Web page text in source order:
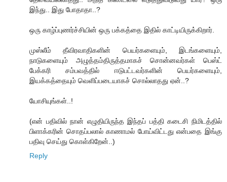
இந்து.. இது போதாதா..?
ஒரு காழ்ப்புணர்ச்சியின் ஒரு பக்கத்தை இதில் காட்டியிருக்கிறார்.
முஸ்லீம் தீவிரவாதிகளின் பெயர்களையும், இடங்களையும்,
நாடுகளையும் அழுத்தம்திருத்தமாகச் சொன்னவர்கள் பெஸ்ட்
பேக்கரி சம்பவத்தில் ஈடுபட்டவர்களின் பெயர்களையும்,
இயக்கத்தையும் வெளிப்படையாகச் சொல்லாதது ஏன்..?
யோசியுங்கள்..!
(என் பதிவில் நான் எழுதியிருந்த இந்தப் பத்தி கடைசி நிமிடத்தில்
பிளாக்கரின் சொதப்பலால் காணாமல் போய்விட்டது என்பதை இங்கு
பதிவு செய்து கொள்கிறேன்..)
Reply